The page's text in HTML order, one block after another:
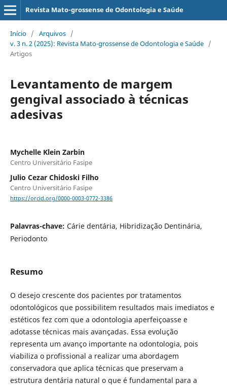
Revista Mato-grossense de Odontologia e Saúde
Início / Arquivos /
v. 3 n. 2 (2025): Revista Mato-grossense de Odontologia e Saúde /
Artigos
Levantamento de margem
gengival associado à técnicas
adesivas
Mychelle Klein Zarbin
Centro Universitário Fasipe
Julio Cezar Chidoski Filho
Centro Universitário Fasipe
https://orcid.org/0000-0003-0772-3386
Palavras-chave: Cárie dentária, Hibridização Dentinária,
Periodonto
Resumo
O desejo crescente dos pacientes por tratamentos
odontológicos que possibilitem resultados mais imediatos e
estéticos fez com que a odontologia aperfeiçoasse e
adotasse técnicas mais avançadas. Essa evolução
representa um avanço importante na odontologia, pois
viabiliza o profissional a realizar uma abordagem
conservadora que aplica técnicas que preservam a
estrutura dentária natural o que é fundamental para a